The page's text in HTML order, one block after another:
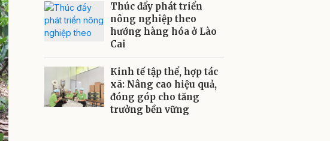
Thúc đẩy phát triển
nông nghiệp theo
hướng hàng hóa ở Lào
Cai
Kinh tế tập thể, hợp tác
xã: Nâng cao hiệu quả,
đóng góp cho tăng
trưởng bền vững